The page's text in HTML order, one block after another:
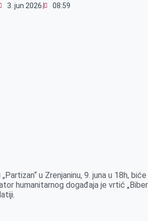
3. jun 2026. 08:59
u Zrenjaninu, 9. juna u 18h,
humanitarnog događaja je vrtić